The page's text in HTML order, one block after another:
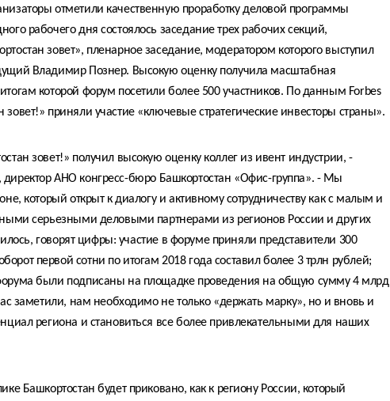
отметили качественную проработку деловой программы
рабочего дня состоялось заседание трех рабочих секций,
зовет», пленарное заседание, модератором которого выступил
Владимир Познер. Высокую оценку получила масштабная
которой форум посетили более 500 участников. По данным Forbes
приняли участие «ключевые стратегические инвесторы страны».
зовет!» получил высокую оценку коллег из ивент индустрии, -
, директор АНО конгресс-бюро Башкортостан «Офис-группа». - Мы
который открыт к диалогу и активному сотрудничеству как с малым и
серьезными деловыми партнерами из регионов России и других
говорят цифры: участие в форуме приняли представители 300
первой сотни по итогам 2018 года составил более 3 трлн рублей;
были подписаны на площадке проведения на общую сумму 4 млрд
заметили, нам необходимо не только «держать марку», но и вновь и
региона и становиться все более привлекательными для наших
Башкортостан будет приковано, как к региону России, который